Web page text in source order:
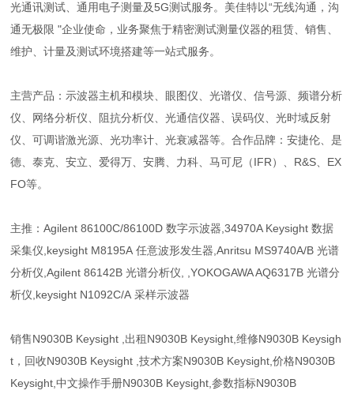
光通讯测试、通用电子测量及5G测试服务。美佳特以“无线沟通，沟
通无极限 "企业使命，业务聚焦于精密测试测量仪器的租赁、销售、
维护、计量及测试环境搭建等一站式服务。
主营产品：示波器主机和模块、眼图仪、光谱仪、信号源、频谱分析
仪、网络分析仪、阻抗分析仪、光通信仪器、误码仪、光时域反射
仪、可调谐激光源、光功率计、光衰减器等。合作品牌：安捷伦、是
德、泰克、安立、爱得万、安腾、力科、马可尼（IFR）、R&S、EX
FO等。
主推：Agilent 86100C/86100D 数字示波器,34970A Keysight 数据
采集仪,keysight M8195A 任意波形发生器,Anritsu MS9740A/B 光谱
分析仪,Agilent 86142B 光谱分析仪, ,YOKOGAWA AQ6317B 光谱分
析仪,keysight N1092C/A 采样示波器
销售N9030B Keysight ,出租N9030B Keysight,维修N9030B Keysigh
t，回收N9030B Keysight ,技术方案N9030B Keysight,价格N9030B
Keysight,中文操作手册N9030B Keysight,参数指标N9030B